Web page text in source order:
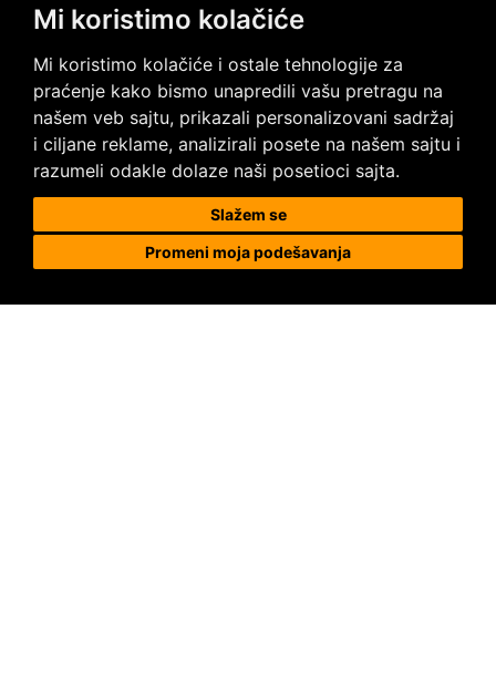
Mi koristimo kolačiće
Mi koristimo kolačiće i ostale tehnologije za
praćenje kako bismo unapredili vašu pretragu na
našem veb sajtu, prikazali personalizovani sadržaj
i ciljane reklame, analizirali posete na našem sajtu i
razumeli odakle dolaze naši posetioci sajta.
Slažem se
Promeni moja podešavanja
Imate neka pitanja?
Kontaktirajte nas
Posetite nas na društvenim mrežama